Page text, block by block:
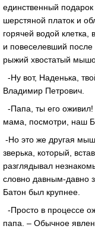
единственный подарок
шерстяной платок и
горячей водой клетка,
и повеселевший после
рыжий хвостатый
-Ну вот, Наденька,
Владимир Петрович.
-Папа, ты его
мама, посмотри, наш
-Но это же другая
зверька, который,
разглядывал
словно давным-давно
Батон был крупнее.
-Просто в процессе
папа. – Обычное